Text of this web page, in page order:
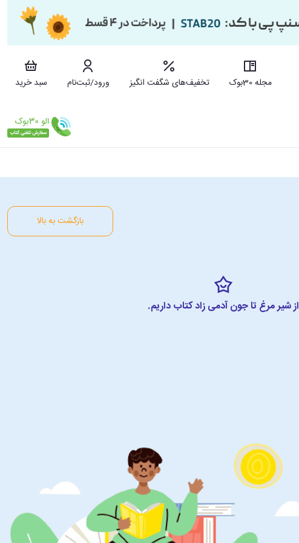
مجله 30بوک تخفیف‌های شگفت انگیز ورود/ثبت‌نام
سبد خرید
بازگشت به بالا
از شیر مرغ تا جون آدمی زاد کتاب داریم.